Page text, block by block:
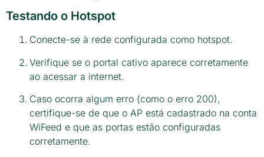
Testando o Hotspot
Conecte-se à rede configurada como hotspot.
Verifique se o portal cativo aparece corretamente
ao acessar a internet.
Caso ocorra algum erro (como o erro 200),
certifique-se de que o AP está cadastrado na conta
WiFeed e que as portas estão configuradas
corretamente.